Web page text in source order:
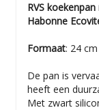
RVS
Habonne
Formaat: 24 cm
De pan is
heeft een
Met zwart